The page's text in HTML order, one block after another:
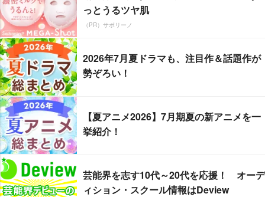
っとうるツヤ肌
（PR）サボリーノ
2026年7月夏ドラマも、注目作＆話題作が
勢ぞろい！
【夏アニメ2026】7月期夏の新アニメを一
挙紹介！
芸能界を志す10代～20代を応援！ オーデ
ィション・スクール情報はDeview